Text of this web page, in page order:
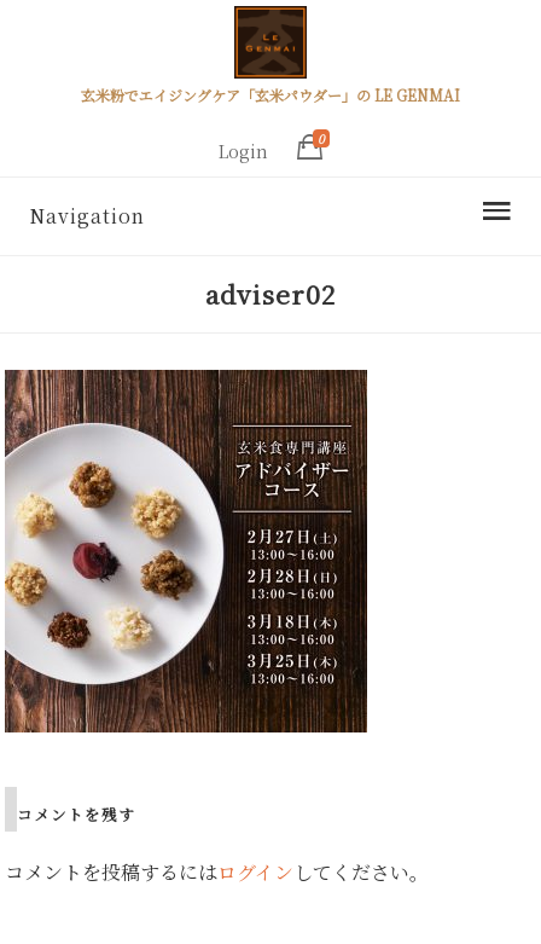
玄米粉でエイジングケア「玄米パウダー」の LE GENMAI
Login
0
Navigation
adviser02
コメントを残す
コメントを投稿するにはログイン してください。